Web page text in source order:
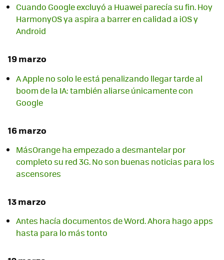
Cuando Google excluyó a Huawei parecía su fin. Hoy
HarmonyOS ya aspira a barrer en calidad a iOS y
Android
19 marzo
A Apple no solo le está penalizando llegar tarde al
boom de la IA: también aliarse únicamente con
Google
16 marzo
MásOrange ha empezado a desmantelar por
completo su red 3G. No son buenas noticias para los
ascensores
13 marzo
Antes hacía documentos de Word. Ahora hago apps
hasta para lo más tonto